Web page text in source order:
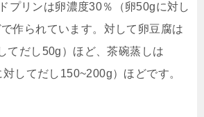
プリンは卵濃度30％（卵50gに対し
作られています。対して卵豆腐は
てだし50g）ほど、茶碗蒸しは
してだし150~200g）ほどです。